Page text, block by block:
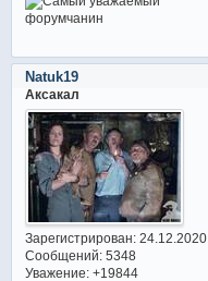
Natuk19
Аксакал
Зарегистрирован: 24.12.2020
Сообщений:5348
Уважение: +19844